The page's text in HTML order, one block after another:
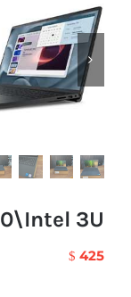
3U
$ 425